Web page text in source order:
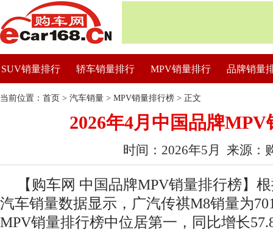
SUV销量排行 轿车销量排行 MPV销量排行 品牌销量
当前位置： 首页 > 汽车销量 > MPV销量排行榜 > 正文
2026年4月中国品牌MPV
时间：2026年5月 来源：
【购车网 中国品牌MPV销量排行榜】
汽车销量数据显示，广汽传祺M8销量为
MPV销量排行榜中位居第一，同比增长